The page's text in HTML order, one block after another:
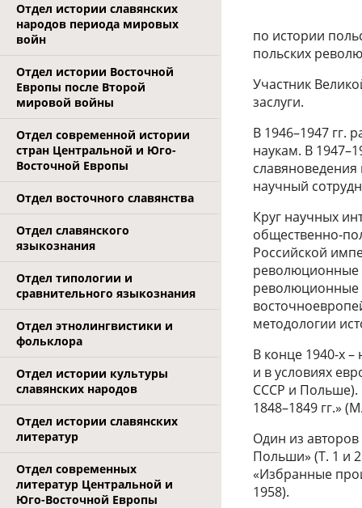
Отдел истории славянских
народов периода мировых
войн
Отдел истории Восточной
Европы после Второй
мировой войны
Отдел современной истории
стран Центральной и Юго-
Восточной Европы
Отдел восточного славянства
Отдел славянского
языкознания
Отдел типологии и
сравнительного языкознания
Отдел этнолингвистики и
фольклора
Отдел истории культуры
славянских народов
Отдел истории славянских
литератур
Отдел современных
литератур Центральной и
Юго-Восточной Европы
по истории
польских
Участник
заслуги.
В 1946–1947 гг.
наукам. В
научный
Круг научных
общественно-
Российской
революционные
революционные
методологии
В конце 1940-х –
и в условиях
СССР и Польше).
1848–1849 гг.»
Один из
Польши» (Т. 1 и
«Избранные
1958).